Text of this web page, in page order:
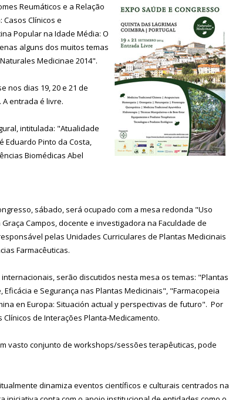
Reumáticos e a Relação
Casos Clínicos e
Popular na Idade Média: O
alguns dos muitos temas
Medicinae 2014".
nos dias 19, 20 e 21 de
A entrada é livre.
intitulada: "Atualidade
Pinto da Costa,
Biomédicas Abel
sábado, será ocupado com a mesa redonda "Uso
Campos, docente e investigadora na Faculdade de
pelas Unidades Curriculares de Plantas Medicinais
Farmacêuticas.
serão discutidos nesta mesa os temas: "Plantas
e Segurança nas Plantas Medicinais", "Farmacopeia
en Europa: Situación actual y perspectivas de futuro". Por
de Interações Planta-Medicamento.
vasto conjunto de workshops/sessões terapêuticas, pode
dinamiza eventos científicos e culturais centrados na